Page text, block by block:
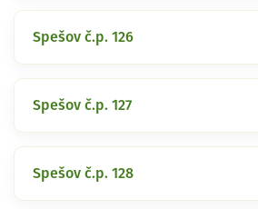
Spešov č.p. 126
Spešov č.p. 127
Spešov č.p. 128